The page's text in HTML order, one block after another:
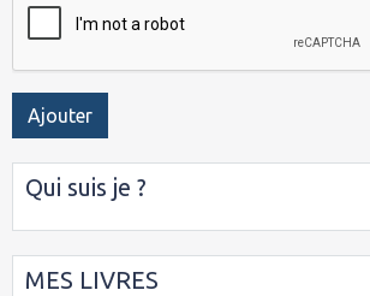
Ajouter
Qui suis je ?
MES LIVRES